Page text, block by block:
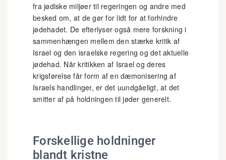
fra jødiske miljøer til regeringen og andre med
besked om, at de gør for lidt for at forhindre
jødehadet. De efterlyser også mere forskning i
sammenhængen mellem den stærke kritik af
Israel og den israelske regering og det aktuelle
jødehad. Når kritikken af Israel og deres
krigsførelse får form af en dæmonisering af
Israels handlinger, er det uundgåeligt, at det
smitter af på holdningen til jøder generelt.
Forskellige holdninger
blandt kristne